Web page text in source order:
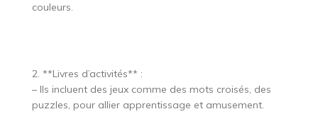
couleurs.
2. **Livres d’activités** :
– Ils incluent des jeux comme des mots croisés, des
puzzles, pour allier apprentissage et amusement.